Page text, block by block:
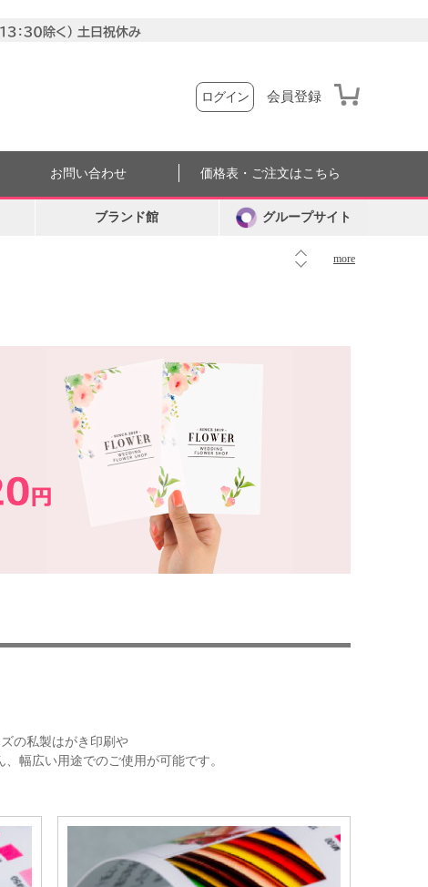
ログイン 会員登録
more
お問い合わせ 価格表・ご注文はこちら
ブランド館 グループサイト
の私製はがき印刷や
幅広い用途でのご使用が可能です。